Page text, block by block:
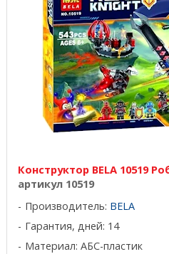
Конструктор BELA 10519
артикул 10519
Производитель: BELA
Гарантия, дней: 14
Материал: АБС-пластик